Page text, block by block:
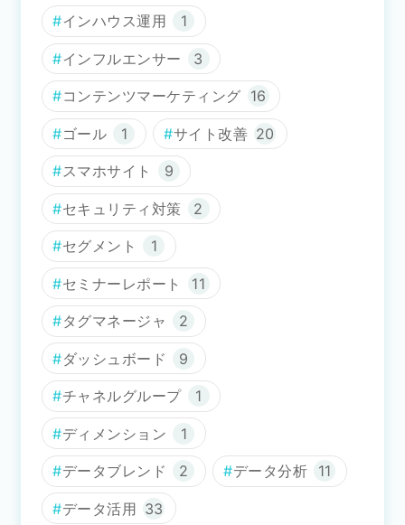
インハウス運用 1
インフルエンサー 3
コンテンツマーケティング 16
ゴール 1 サイト改善 20
スマホサイト 9
セキュリティ対策 2
セグメント 1
セミナーレポート 11
タグマネージャ 2
ダッシュボード 9
チャネルグループ 1
ディメンション 1
データブレンド 2 データ分析 11
データ活用 33